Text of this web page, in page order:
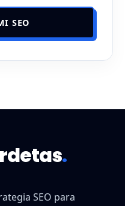
SEO
.
SEO para